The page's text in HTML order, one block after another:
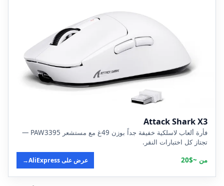
Attack Shark X3
فأرة ألعاب لاسلكية خفيفة جداً بوزن 49غ مع مستشعر PAW3395 —
تجتاز كل اختبارات النقر.
من ~$20
عرض على AliExpress →